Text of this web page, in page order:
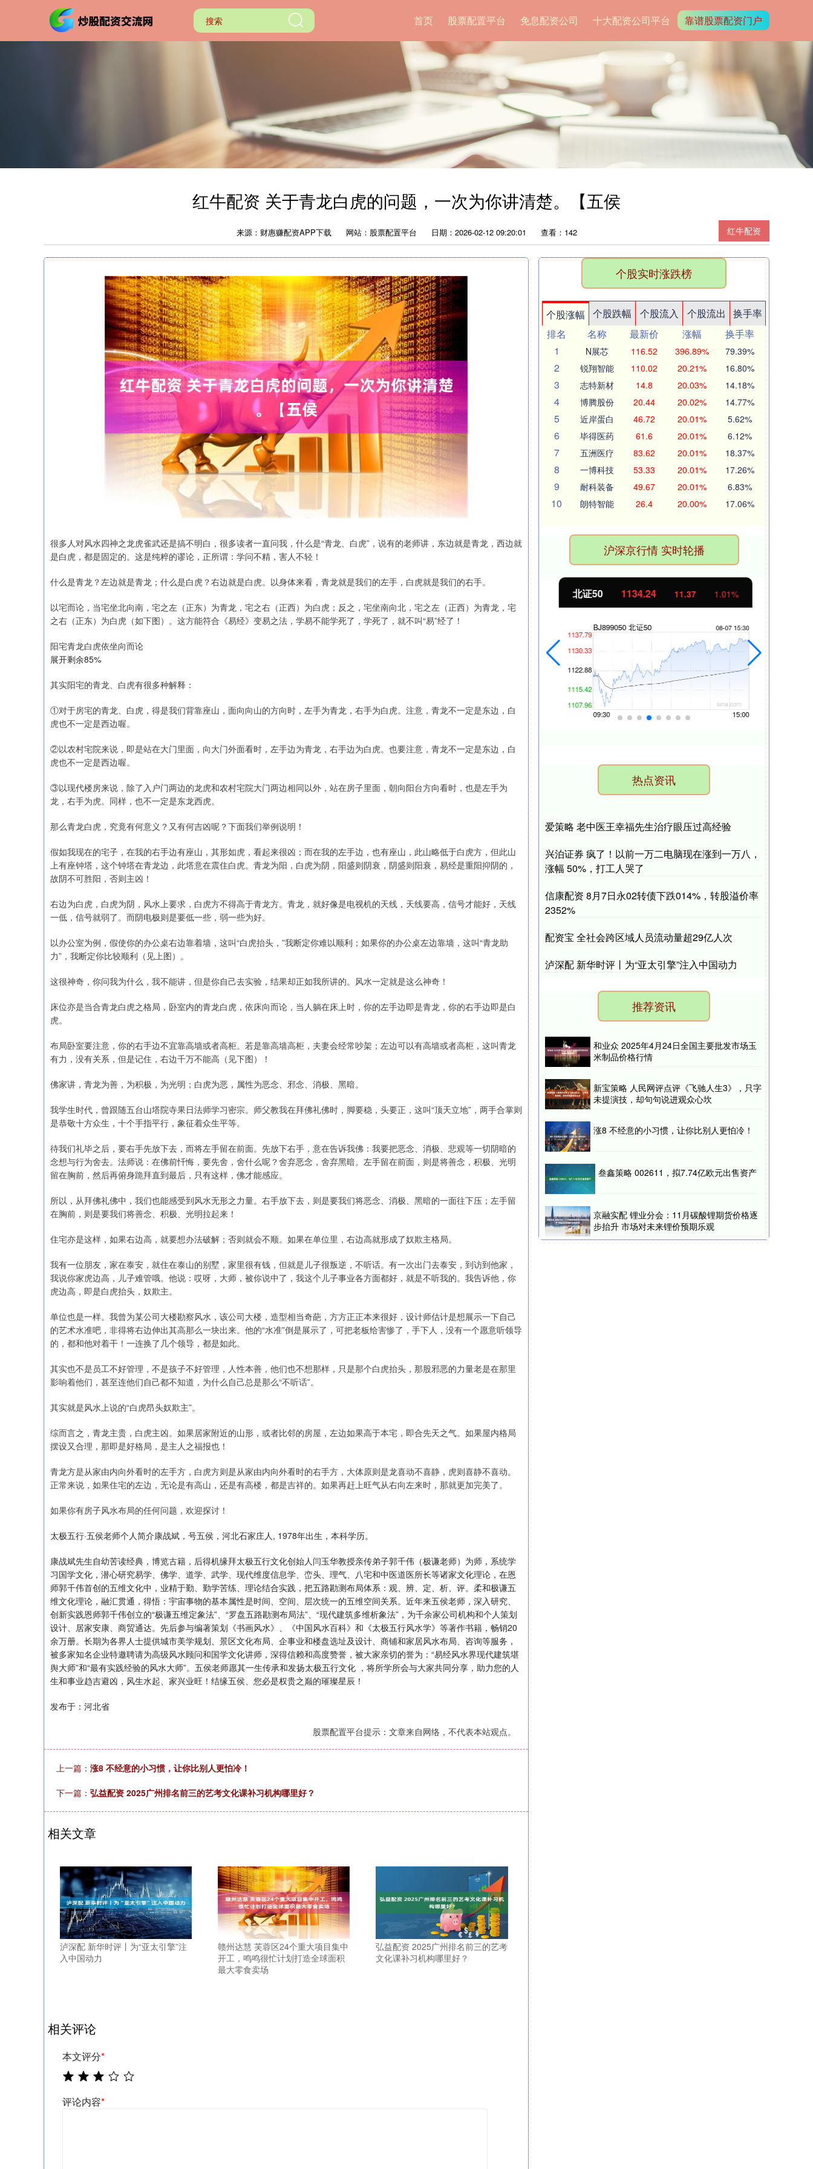
首页 股票配置平台 免息配资公司 十大配资公司平台 靠谱股票配资门户
红牛配资 关于青龙白虎的问题，一次为你讲清楚。【五侯
红牛配资
来源：财惠赚配资APP下载 网站：股票配置平台 日期：2026-02-12 09:20:01 查看：142
很多人对风水四神之龙虎雀武还是搞不明白，很多读者一直问我，什么是“青龙、白虎”，说有的老师讲，东边就是青龙，西边就
是白虎，都是固定的。这是纯粹的谬论，正所谓：学问不精，害人不轻！
什么是青龙？左边就是青龙；什么是白虎？右边就是白虎。以身体来看，青龙就是我们的左手，白虎就是我们的右手。
以宅而论，当宅坐北向南，宅之左（正东）为青龙，宅之右（正西）为白虎；反之，宅坐南向北，宅之左（正西）为青龙，宅
之右（正东）为白虎（如下图）。这方能符合《易经》变易之法，学易不能学死了，学死了，就不叫“易”经了！
阳宅青龙白虎依坐向而论
展开剩余85%
其实阳宅的青龙、白虎有很多种解释：
①对于房宅的青龙、白虎，得是我们背靠座山，面向向山的方向时，左手为青龙，右手为白虎。注意，青龙不一定是东边，白
虎也不一定是西边喔。
②以农村宅院来说，即是站在大门里面，向大门外面看时，左手边为青龙，右手边为白虎。也要注意，青龙不一定是东边，白
虎也不一定是西边喔。
③以现代楼房来说，除了入户门两边的龙虎和农村宅院大门两边相同以外，站在房子里面，朝向阳台方向看时，也是左手为
龙，右手为虎。同样，也不一定是东龙西虎。
那么青龙白虎，究竟有何意义？又有何吉凶呢？下面我们举例说明！
假如我现在的宅子，在我的右手边有座山，其形如虎，看起来很凶；而在我的左手边，也有座山，此山略低于白虎方，但此山
上有座钟塔，这个钟塔在青龙边，此塔意在震住白虎。青龙为阳，白虎为阴，阳盛则阴衰，阴盛则阳衰，易经是重阳抑阴的，
故阴不可胜阳，否则主凶！
右边为白虎，白虎为阴，风水上要求，白虎方不得高于青龙方。青龙，就好像是电视机的天线，天线要高，信号才能好，天线
一低，信号就弱了。而阴电极则是要低一些，弱一些为好。
以办公室为例，假使你的办公桌右边靠着墙，这叫“白虎抬头，”我断定你难以顺利；如果你的办公桌左边靠墙，这叫“青龙助
力”，我断定你比较顺利（见上图）。
这很神奇，你问我为什么，我不能讲，但是你自己去实验，结果却正如我所讲的。风水一定就是这么神奇！
床位亦是当合青龙白虎之格局，卧室内的青龙白虎，依床向而论，当人躺在床上时，你的左手边即是青龙，你的右手边即是白
虎。
布局卧室要注意，你的右手边不宜靠高墙或者高柜。若是靠高墙高柜，夫妻会经常吵架；左边可以有高墙或者高柜，这叫青龙
有力，没有关系，但是记住，右边千万不能高（见下图）！
佛家讲，青龙为善，为积极，为光明；白虎为恶，属性为恶念、邪念、消极、黑暗。
我学生时代，曾跟随五台山塔院寺果日法师学习密宗。师父教我在拜佛礼佛时，脚要稳，头要正，这叫“顶天立地”，两手合掌则
是恭敬十方众生，十个手指平行，象征着众生平等。
待我们礼毕之后，要右手先放下去，而将左手留在前面。先放下右手，意在告诉我佛：我要把恶念、消极、悲观等一切阴暗的
念想与行为舍去。法师说：在佛前忏悔，要先舍，舍什么呢？舍弃恶念，舍弃黑暗。左手留在前面，则是将善念，积极、光明
留在胸前，然后再俯身跪拜直到最后，只有这样，佛才能感应。
所以，从拜佛礼佛中，我们也能感受到风水无形之力量。右手放下去，则是要我们将恶念、消极、黑暗的一面往下压；左手留
在胸前，则是要我们将善念、积极、光明拉起来！
住宅亦是这样，如果右边高，就要想办法破解；否则就会不顺。如果在单位里，右边高就形成了奴欺主格局。
我有一位朋友，家在泰安，就住在泰山的别墅，家里很有钱，但就是儿子很叛逆，不听话。有一次出门去泰安，到访到他家，
我说你家虎边高，儿子难管哦。他说：哎呀，大师，被你说中了，我这个儿子事业各方面都好，就是不听我的。我告诉他，你
虎边高，即是白虎抬头，奴欺主。
单位也是一样。我曾为某公司大楼勘察风水，该公司大楼，造型相当奇葩，方方正正本来很好，设计师估计是想展示一下自己
的艺术水准吧，非得将右边伸出其高那么一块出来。他的“水准”倒是展示了，可把老板给害惨了，手下人，没有一个愿意听领导
的，都和他对着干！一连换了几个领导，都是如此。
其实也不是员工不好管理，不是孩子不好管理，人性本善，他们也不想那样，只是那个白虎抬头，那股邪恶的力量老是在那里
影响着他们，甚至连他们自己都不知道，为什么自己总是那么“不听话”。
其实就是风水上说的“白虎昂头奴欺主”。
综而言之，青龙主贵，白虎主凶。如果居家附近的山形，或者比邻的房屋，左边如果高于本宅，即合先天之气。如果屋内格局
摆设又合理，那即是好格局，是主人之福报也！
青龙方是从家由内向外看时的左手方，白虎方则是从家由内向外看时的右手方，大体原则是龙喜动不喜静，虎则喜静不喜动。
正常来说，如果住宅的左边，无论是有高山，还是有高楼，都是吉祥的。如果再赶上旺气从右向左来时，那就更加完美了。
如果你有房子风水布局的任何问题，欢迎探讨！
太极五行·五侯老师个人简介康战斌，号五侯，河北石家庄人, 1978年出生，本科学历。
康战斌先生自幼苦读经典，博览古籍，后得机缘拜太极五行文化创始人闫玉华教授亲传弟子郭千伟（极谦老师）为师，系统学
习国学文化，潜心研究易学、佛学、道学、武学、现代维度信息学、峦头、理气、八宅和中医道医所长等诸家文化理论，在恩
师郭千伟首创的五维文化中，业精于勤、勤学苦练、理论结合实践，把五路勘测布局体系：观、辨、定、析、评。柔和极谦五
维文化理论，融汇贯通，得悟：宇宙事物的基本属性是时间、空间、层次统一的五维空间关系。近年来五侯老师，深入研究、
创新实践恩师郭千伟创立的“极谦五维定象法”、“罗盘五路勘测布局法”、“现代建筑多维析象法”，为千余家公司机构和个人策划
设计、居家安康、商贸通达。先后参与编著策划《书画风水》、《中国风水百科》和《太极五行风水学》等著作书籍，畅销20
余万册。长期为各界人士提供城市美学规划、景区文化布局、企事业和楼盘选址及设计、商铺和家居风水布局、咨询等服务，
被多家知名企业特邀聘请为高级风水顾问和国学文化讲师，深得信赖和高度赞誉，被大家亲切的誉为：“易经风水界现代建筑堪
舆大师”和“最有实践经验的风水大师”。五侯老师愿其一生传承和发扬太极五行文化 ，将所学所会与大家共同分享，助力您的人
生和事业趋吉避凶，风生水起、家兴业旺！结缘五侯、您必是权贵之巅的璀璨星辰！
发布于：河北省
股票配置平台提示：文章来自网络，不代表本站观点。
上一篇： 涨8 不经意的小习惯，让你比别人更怕冷！
下一篇： 弘益配资 2025广州排名前三的艺考文化课补习机构哪里好？
相关文章
泸深配 新华时评丨为“亚太引擎”注
入中国动力
赣州达慧 芙蓉区24个重大项目集中
开工，鸣鸣很忙计划打造全球面积
最大零食卖场
弘益配资 2025广州排名前三的艺考
文化课补习机构哪里好？
相关评论
本文评分*
评论内容*
个股实时涨跌榜
个股涨幅 个股跌幅 个股流入 个股流出
换手率
排名
名称 最新价 涨幅
换手率
1
N展芯 116.52 396.89% 79.39%
2 锐翔智能 110.02 20.21% 16.80%
3 志特新材 14.8 20.03% 14.18%
4 博腾股份 20.44 20.02% 14.77%
5 近岸蛋白 46.72 20.01% 5.62%
6 毕得医药 61.6 20.01% 6.12%
7 五洲医疗 83.62 20.01% 18.37%
8 一博科技 53.33 20.01% 17.26%
9 耐科装备 49.67 20.01% 6.83%
10 朗特智能 26.4 20.00% 17.06%
沪深京行情 实时轮播
北证50 1134.24 11.37 1.01%
热点资讯
爱策略 老中医王幸福先生治疗眼压过高经验
兴泊证券 疯了！以前一万二电脑现在涨到一万八，
涨幅 50%，打工人哭了
信康配资 8月7日永02转债下跌014%，转股溢价率
2352%
配资宝 全社会跨区域人员流动量超29亿人次
泸深配 新华时评丨为“亚太引擎”注入中国动力
推荐资讯
和业众 2025年4月24日全国主要批发市场玉
米制品价格行情
新宝策略 人民网评点评《飞驰人生3》，只字
未提演技，却句句说进观众心坎
涨8 不经意的小习惯，让你比别人更怕冷！
叁鑫策略 002611，拟7.74亿欧元出售资产
京融实配 锂业分会：11月碳酸锂期货价格逐
步抬升 市场对未来锂价预期乐观